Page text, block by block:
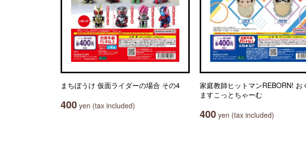
まちぼうけ 仮面ライダーの場合 その4
400 yen (tax included)
家庭教師ヒットマンREBORN! お
ますこっとちゃーむ
400 yen (tax included)